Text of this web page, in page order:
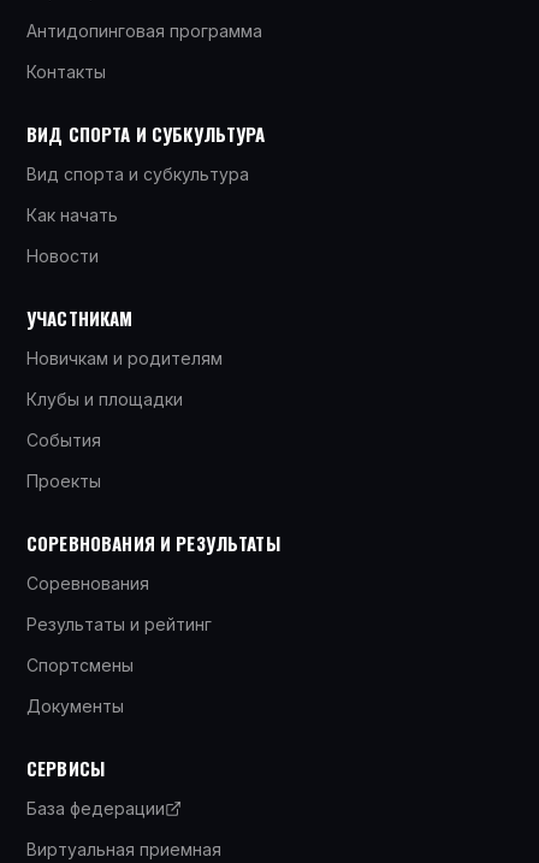
Антидопинговая программа
Контакты
ВИД СПОРТА И СУБКУЛЬТУРА
Вид спорта и субкультура
Как начать
Новости
УЧАСТНИКАМ
Новичкам и родителям
Клубы и площадки
События
Проекты
СОРЕВНОВАНИЯ И РЕЗУЛЬТАТЫ
Соревнования
Результаты и рейтинг
Спортсмены
Документы
СЕРВИСЫ
База федерации
Виртуальная приемная